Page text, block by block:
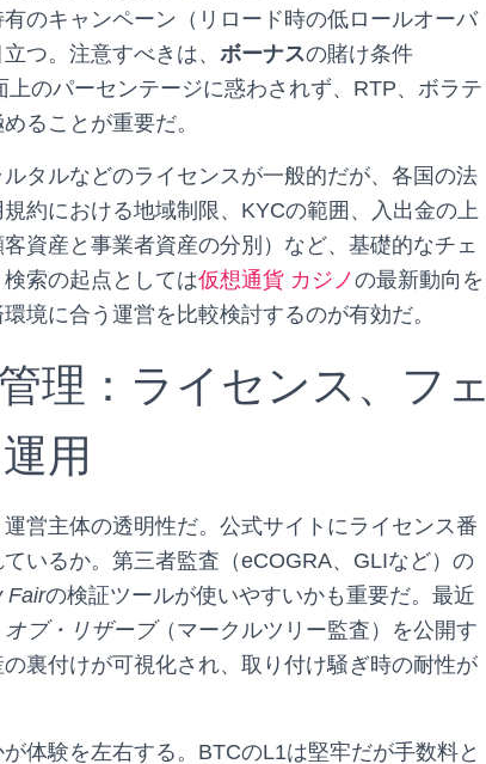
のキャンペーン（リロード時の低ロールオーバ
つ。注意すべきは、 ボーナスの賭け条件
上のパーセンテージに惑わされず、RTP、ボラテ
ることが重要だ。
タルなどのライセンスが一般的だが、各国の法
約における地域制限、KYCの範囲、入出金の上
資産と事業者資産の分別）など、基礎的なチェ
索の起点としては仮想通貨 カジノの最新動向を
境に合う運営を比較検討するのが有効だ。
理：ライセンス、フェ
用
営主体の透明性だ。公式サイトにライセンス番
いるか。第三者監査（eCOGRA、GLIなど）の
Fairの検証ツールが使いやすいかも重要だ。最近
オブ・リザーブ（マークルツリー監査）を公開す
裏付けが可視化され、取り付け騒ぎ時の耐性が
体験を左右する。BTCのL1は堅牢だが手数料と